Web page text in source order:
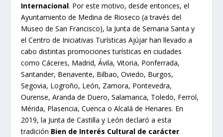
Internacional. Por este motivo, desde entonces, el
Ayuntamiento de Medina de Rioseco (a través del
Museo de San Francisco), la Junta de Semana Santa y
el Centro de Iniciativas Turísticas Ajújar han llevado a
cabo distintas promociones turísticas en ciudades
como Cáceres, Madrid, Ávila, Vitoria, Ponferrada,
Santander, Benavente, Bilbao, Oviedo, Burgos,
Segovia, Logroño, León, Zamora, Pontevedra,
Ourense, Aranda de Duero, Salamanca, Toledo, Ferrol,
Mérida, Plasencia, Cuenca o Alcalá de Henares. En
2019, la Junta de Castilla y León declaró a esta
tradición Bien de Interés Cultural de carácter